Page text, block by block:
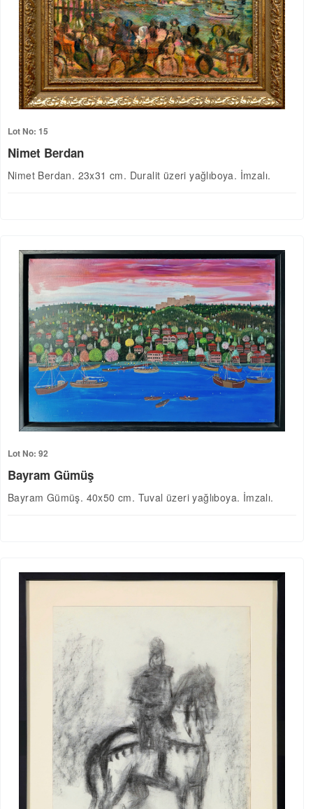
Lot No: 15
Nimet Berdan
Nimet Berdan. 23x31 cm. Duralit üzeri yağlıboya. İmzalı.
Lot No: 92
Bayram Gümüş
Bayram Gümüş. 40x50 cm. Tuval üzeri yağlıboya. İmzalı.